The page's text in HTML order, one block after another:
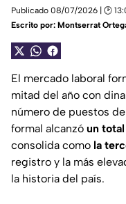
Publicado 08/07/2026 | 🕑
Escrito por: Montserrat
El mercado laboral
mitad del año con
número de puestos
formal alcanzó un
consolida como la
registro y la más
la historia del país.